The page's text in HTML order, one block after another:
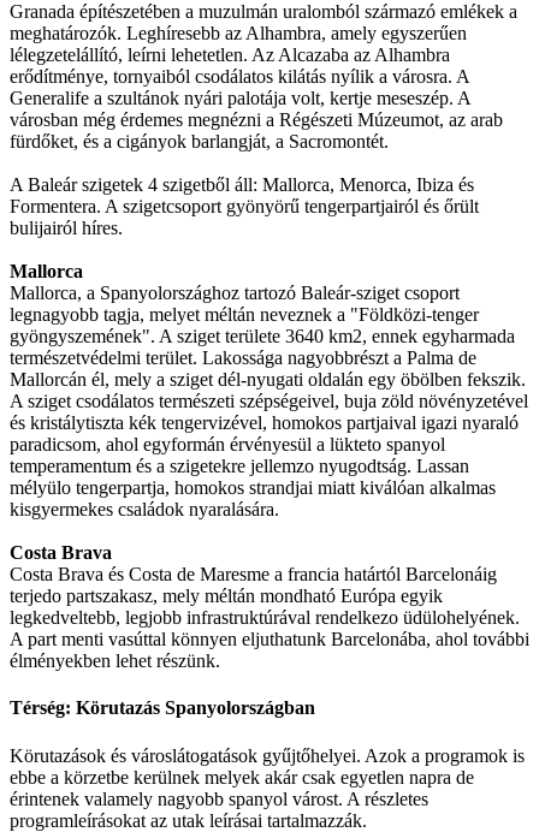
Granada építészetében a muzulmán uralomból származó emlékek a
meghatározók. Leghíresebb az Alhambra, amely egyszerűen
lélegzetelállító, leírni lehetetlen. Az Alcazaba az Alhambra
erődítménye, tornyaiból csodálatos kilátás nyílik a városra. A
Generalife a szultánok nyári palotája volt, kertje meseszép. A
városban még érdemes megnézni a Régészeti Múzeumot, az arab
fürdőket, és a cigányok barlangját, a Sacromontét.
A Baleár szigetek 4 szigetből áll: Mallorca, Menorca, Ibiza és
Formentera. A szigetcsoport gyönyörű tengerpartjairól és őrült
bulijairól híres.
Mallorca
Mallorca, a Spanyolországhoz tartozó Baleár-sziget csoport
legnagyobb tagja, melyet méltán neveznek a "Földközi-tenger
gyöngyszemének". A sziget területe 3640 km2, ennek egyharmada
természetvédelmi terület. Lakossága nagyobbrészt a Palma de
Mallorcán él, mely a sziget dél-nyugati oldalán egy öbölben fekszik.
A sziget csodálatos természeti szépségeivel, buja zöld növényzetével
és kristálytiszta kék tengervizével, homokos partjaival igazi nyaraló
paradicsom, ahol egyformán érvényesül a lükteto spanyol
temperamentum és a szigetekre jellemzo nyugodtság. Lassan
mélyülo tengerpartja, homokos strandjai miatt kiválóan alkalmas
kisgyermekes családok nyaralására.
Costa Brava
Costa Brava és Costa de Maresme a francia határtól Barcelonáig
terjedo partszakasz, mely méltán mondható Európa egyik
legkedveltebb, legjobb infrastruktúrával rendelkezo üdülohelyének.
A part menti vasúttal könnyen eljuthatunk Barcelonába, ahol további
élményekben lehet részünk.
Térség: Körutazás Spanyolországban
Körutazások és városlátogatások gyűjtőhelyei. Azok a programok is
ebbe a körzetbe kerülnek melyek akár csak egyetlen napra de
érintenek valamely nagyobb spanyol várost. A részletes
programleírásokat az utak leírásai tartalmazzák.